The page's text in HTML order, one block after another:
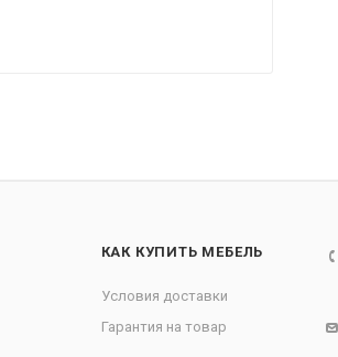
КАК КУПИТЬ МЕБЕЛЬ
Условия доставки
Гарантия на товар